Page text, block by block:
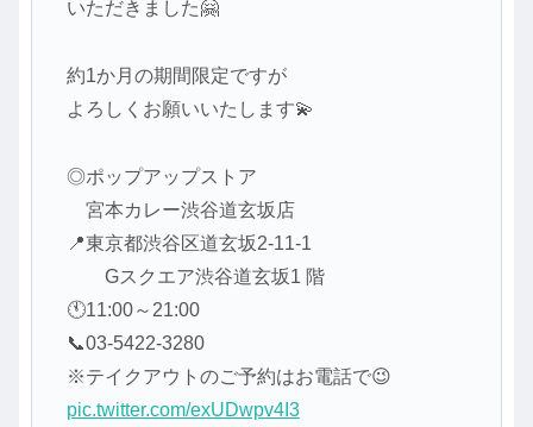
いただきました🤗
約1か月の期間限定ですが
よろしくお願いいたします💫
◎ポップアップストア
宮本カレー渋谷道玄坂店
📍東京都渋谷区道玄坂2-11-1
Gスクエア渋谷道玄坂1 階
🕚11:00～21:00
📞03-5422-3280
※テイクアウトのご予約はお電話で😉
pic.twitter.com/exUDwpv4I3